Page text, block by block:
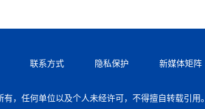
联系方式 隐私保护 新媒体矩阵
，任何单位以及个人未经许可，不得擅自转载引用。